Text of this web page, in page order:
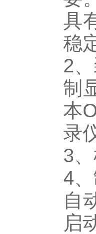
具
稳
2
制
本
录
3
4
自
启